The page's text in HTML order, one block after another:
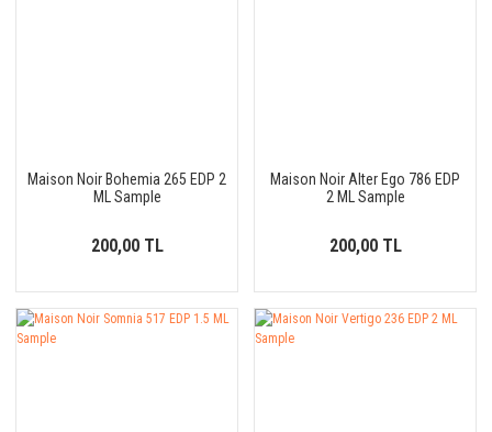
Maison Noir Bohemia 265 EDP 2
ML Sample
200,00 TL
Maison Noir Alter Ego 786 EDP
2 ML Sample
200,00 TL